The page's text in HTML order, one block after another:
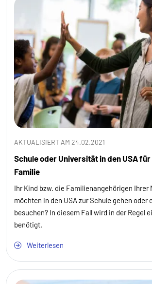
AKTUALISIERT AM 24.02.2021
Schule oder Universität in den USA
Familie
Ihr Kind bzw. die Familienangehörigen Ihrer
möchten in den USA zur Schule gehen oder
besuchen? In diesem Fall wird in der Regel
benötigt.
Weiterlesen